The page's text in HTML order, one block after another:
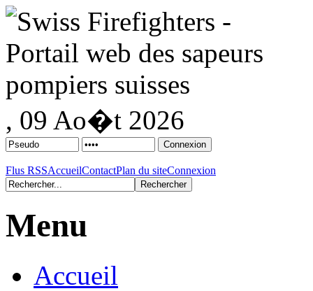
, 09 Ao�t 2026
Flus RSSAccueilContactPlan du siteConnexion
Menu
Accueil